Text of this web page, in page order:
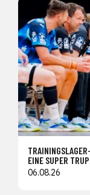
EINE SUPER
06.08.26